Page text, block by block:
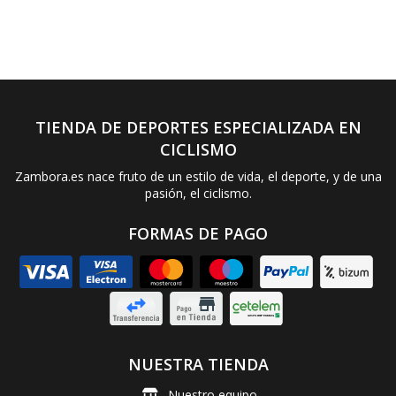
TIENDA DE DEPORTES ESPECIALIZADA EN
CICLISMO
Zambora.es nace fruto de un estilo de vida, el deporte, y de una
pasión, el ciclismo.
FORMAS DE PAGO
NUESTRA TIENDA